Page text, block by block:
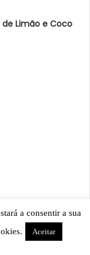
Limão e Coco
a consentir a sua
Aceitar